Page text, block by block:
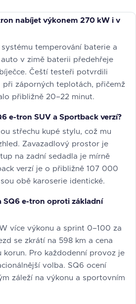
nabíjet výkonem 270 kW i v
temperování baterie a
v zimě baterii předehřeje
Čeští testeři potvrdili
při záporných teplotách, přičemž
přibližně 20–22 minut.
e-tron SUV a Sportback verzí?
střechu kupé stylu, což mu
Zavazadlový prostor je
na zadní sedadla je mírně
verzí je o přibližně 107 000
obě karoserie identické.
SQ6 e-tron oproti základní
více výkonu a sprint 0–100 za
se zkrátí na 598 km a cena
korun. Pro každodenní provoz je
volba. SQ6 ocení
záleží na výkonu a sportovním